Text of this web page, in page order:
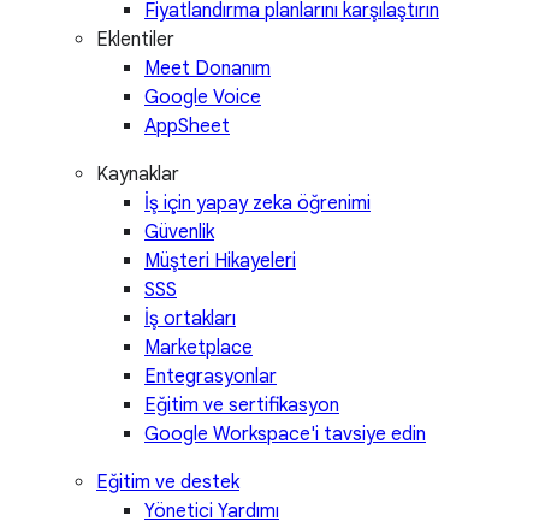
Fiyatlandırma planlarını karşılaştırın
Eklentiler
Meet Donanım
Google Voice
AppSheet
Kaynaklar
İş için yapay zeka öğrenimi
Güvenlik
Müşteri Hikayeleri
SSS
İş ortakları
Marketplace
Entegrasyonlar
Eğitim ve sertifikasyon
Google Workspace'i tavsiye edin
Eğitim ve destek
Yönetici Yardımı